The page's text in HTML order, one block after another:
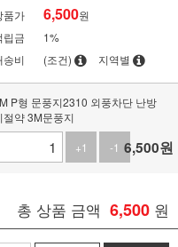
품가 6,500원
립금
1%
송비
(조건) 지역별
P형 문풍지2310 외풍차단 난방
절약 3M문풍지
+1
-1 6,500원
총 상품 금액 6,500 원